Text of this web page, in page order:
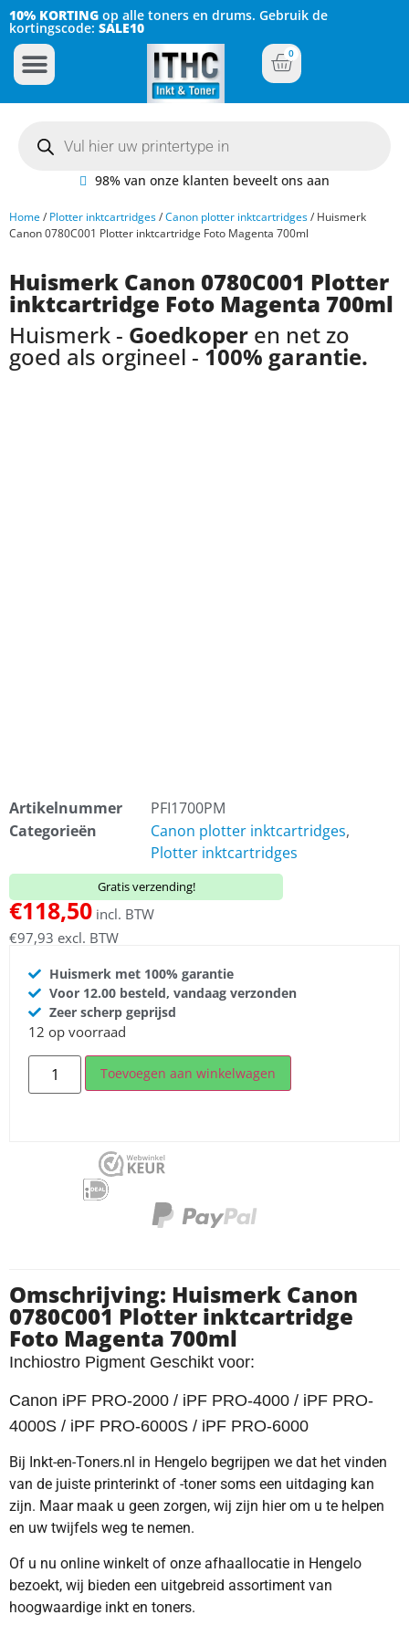
10% KORTING op alle toners en drums. Gebruik de
kortingscode: SALE10
0
98% van onze klanten beveelt ons aan
Home/ Plotter inktcartridges/Canon plotter inktcartridges/ Huismerk
Canon 0780C001 Plotter inktcartridge Foto Magenta 700ml
Huismerk Canon 0780C001 Plotter
inktcartridge Foto Magenta 700ml
Huismerk - Goedkoper en net zo
goed als orgineel - 100% garantie.
Artikelnummer
PFI1700PM
Categorieën
Canon plotter inktcartridges,
Plotter inktcartridges
Gratis verzending!
€118,50 incl. BTW
€97,93 excl. BTW
Huismerk met 100% garantie
Voor 12.00 besteld, vandaag verzonden
Zeer scherp geprijsd
12 op voorraad
Toevoegen aan winkelwagen
Omschrijving: Huismerk Canon
0780C001 Plotter inktcartridge
Foto Magenta 700ml
Inchiostro Pigment Geschikt voor:
Canon iPF PRO-2000 / iPF PRO-4000 / iPF PRO-
4000S / iPF PRO-6000S / iPF PRO-6000
Bij Inkt-en-Toners.nl in Hengelo begrijpen we dat het vinden
van de juiste printerinkt of -toner soms een uitdaging kan
zijn. Maar maak u geen zorgen, wij zijn hier om u te helpen
en uw twijfels weg te nemen.
Of u nu online winkelt of onze afhaallocatie in Hengelo
bezoekt, wij bieden een uitgebreid assortiment van
hoogwaardige inkt en toners.